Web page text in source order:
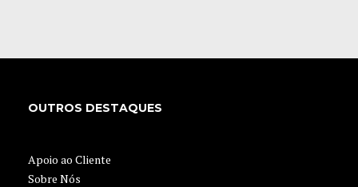
OUTROS DESTAQUES
Apoio ao Cliente
Sobre Nós